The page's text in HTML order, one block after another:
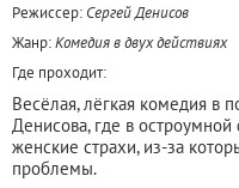
Режиссер: Сергей Денисов
Жанр:Комедия в двух действиях
Где проходит:
Весёлая, лёгкая комедия в
Денисова, где в
женские страхи, из-за
проблемы.